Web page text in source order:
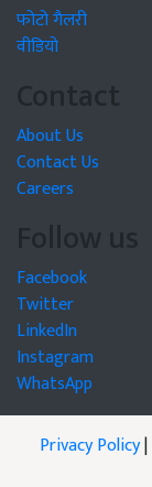
फोटो गैलरी
वीडियो
Contact
About Us
Contact Us
Careers
Follow us
Facebook
Twitter
LinkedIn
Instagram
WhatsApp
Privacy Policy|